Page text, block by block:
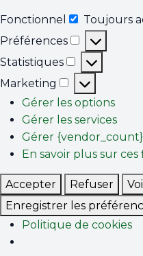
Fonctionnel
Fonctionnel
Toujours
Préférences
Préférences
Statistiques
Statistiques
Marketing
Marketing
Gérer les options
Gérer les services
Gérer
En savoir plus sur ces
Accepter Refuser
Enregistrer les
Politique de cookies